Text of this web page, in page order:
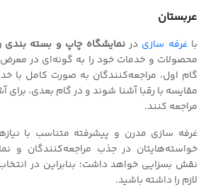
عربستان
باغرفه سازی درنمایشگاه چاپ و بسته بندی
محصولات و خدمات خود را به گونه‌ای در
گام اول، مراجعه‌کنندگان به صورت کامل با
مقایسه با رقبا آشنا شوند و در گام بعدی، برای
مراجعه کنند.
غرفه سازی مدرن و پیشرفته متناسب با
خواسته‌هایتان در جذب مراجعه‌کنندگان و
نقش بسزایی خواهد داشت؛ بنابراین در
لازم را داشته باشید.